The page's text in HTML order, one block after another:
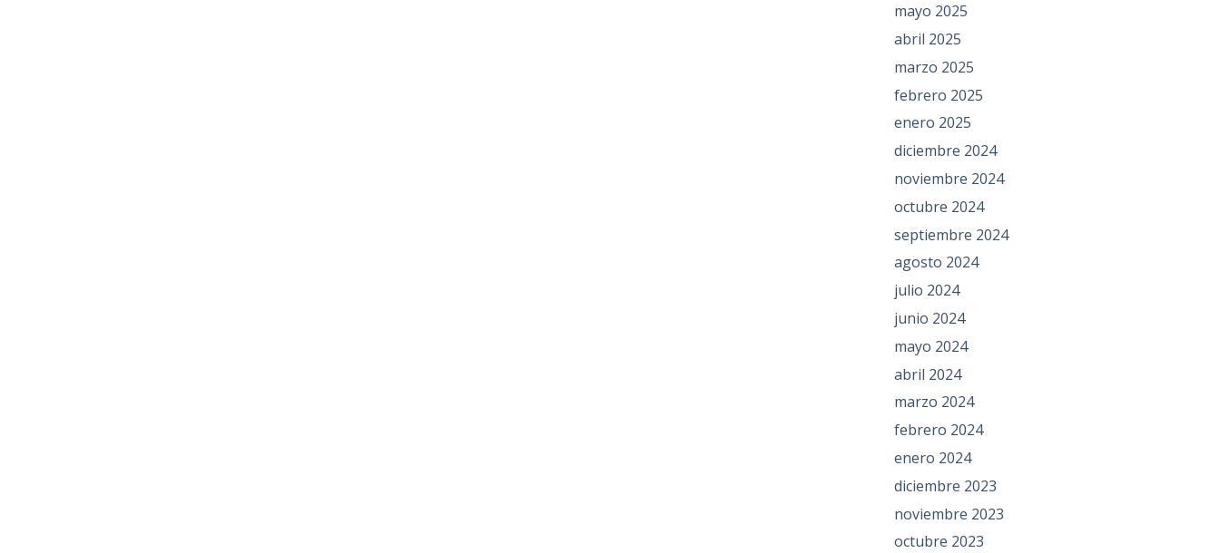
mayo 2025
abril 2025
marzo 2025
febrero 2025
enero 2025
diciembre 2024
noviembre 2024
octubre 2024
septiembre 2024
agosto 2024
julio 2024
junio 2024
mayo 2024
abril 2024
marzo 2024
febrero 2024
enero 2024
diciembre 2023
noviembre 2023
octubre 2023